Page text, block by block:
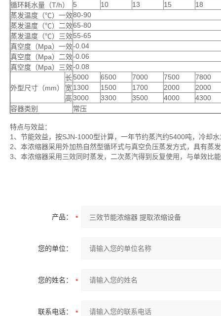
循环耗水量（T/h）
5 10 13 15
18
蒸发温度（℃）一效80-90
蒸发温度（℃）二效65-80
蒸发温度（℃）三效55-65
真空度（Mpa）一效-0.04
真空度（Mpa）二效-0.06
真空度（Mpa）三效-0.08
外型尺寸（mm）
长5000 6500 7000 7500
7800
宽 1300 1500 1700 2000
2000
高3000 3300 3500 4000
4300
容器类别
常压
特点与效益：
1、节能效益，按SJN-1000型计算，一年节约蒸汽约5400吨，冷却
2、本浓缩器采用外加热自然型循环式与真空负压蒸发方式，具有蒸
3、本浓缩器采用三效同时蒸发，二次蒸汽得到反复使用，与单效比
产品：
您的单位：
您的姓名：
联系电话：